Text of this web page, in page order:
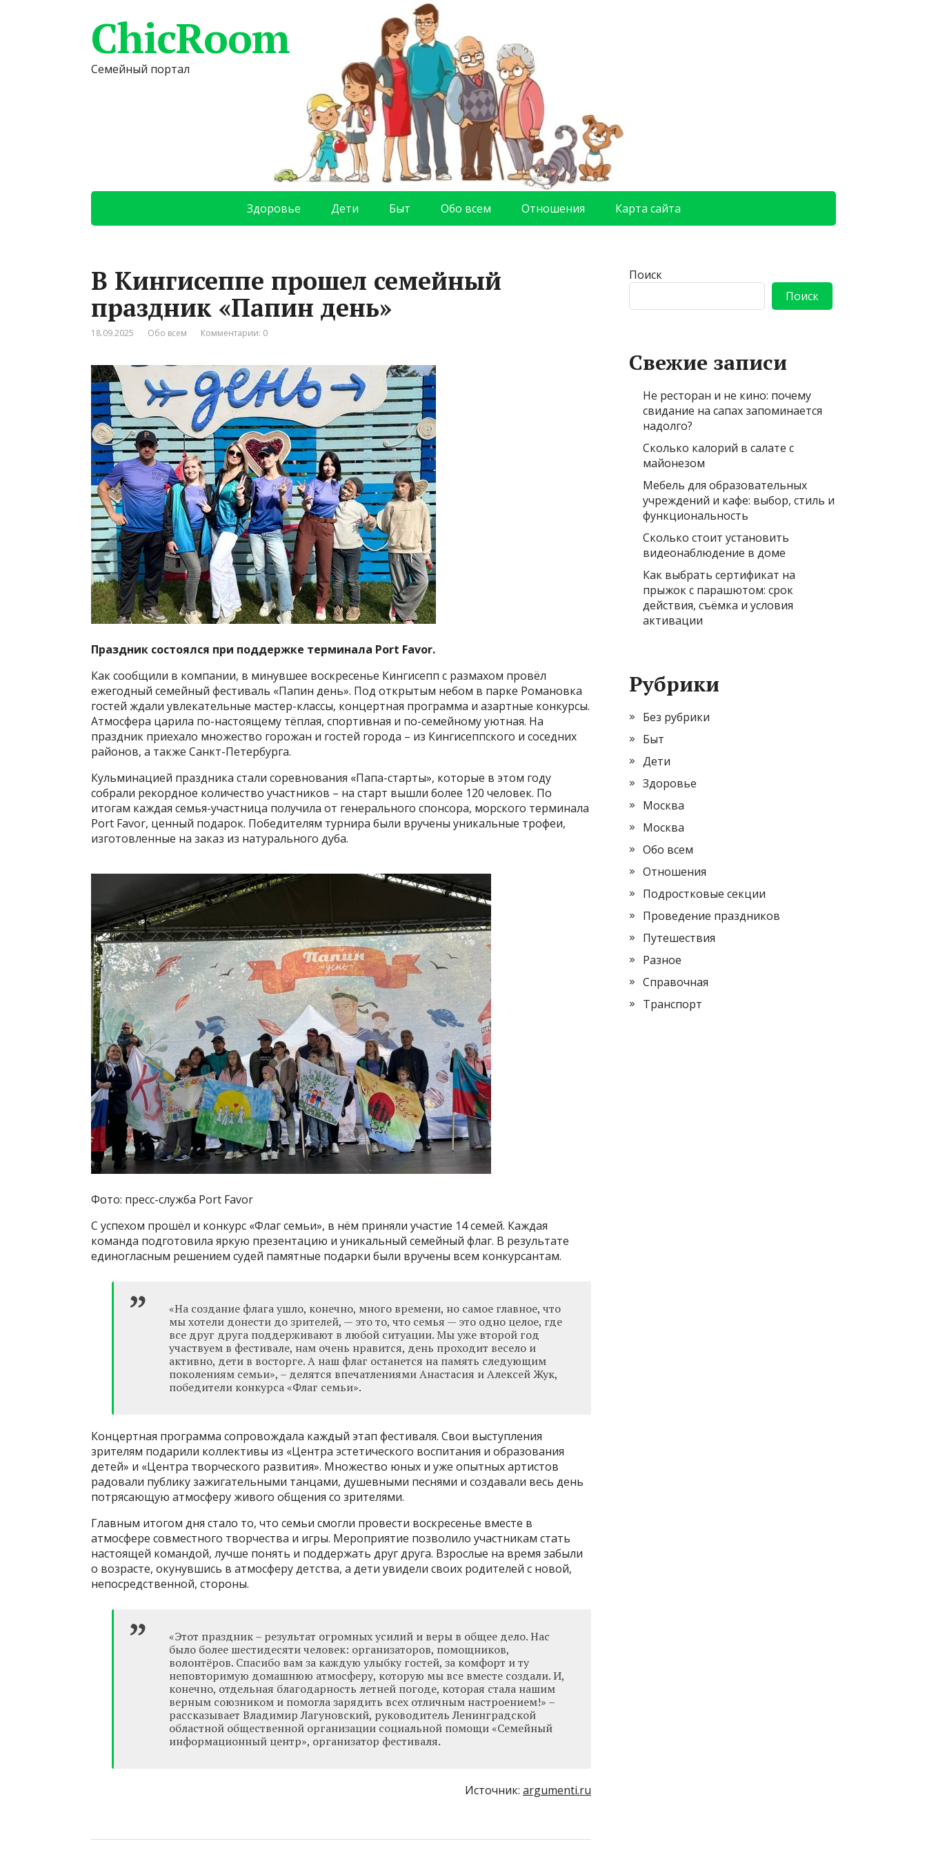
ChicRoom
Семейный портал
Здоровье Дети Быт Обо всем Отношения Карта сайта
В Кингисеппе прошел семейный
праздник «Папин день»
18.09.2025 Обо всем Комментарии: 0
Праздник состоялся при поддержке терминала Port Favor.
Как сообщили в компании, в минувшее воскресенье Кингисепп с размахом провёл
ежегодный семейный фестиваль «Папин день». Под открытым небом в парке Романовка
гостей ждали увлекательные мастер-классы, концертная программа и азартные конкурсы.
Атмосфера царила по-настоящему тёплая, спортивная и по-семейному уютная. На
праздник приехало множество горожан и гостей города – из Кингисеппского и соседних
районов, а также Санкт-Петербурга.
Кульминацией праздника стали соревнования «Папа-старты», которые в этом году
собрали рекордное количество участников – на старт вышли более 120 человек. По
итогам каждая семья-участница получила от генерального спонсора, морского терминала
Port Favor, ценный подарок. Победителям турнира были вручены уникальные трофеи,
изготовленные на заказ из натурального дуба.
Фото: пресс-служба Port Favor
С успехом прошёл и конкурс «Флаг семьи», в нём приняли участие 14 семей. Каждая
команда подготовила яркую презентацию и уникальный семейный флаг. В результате
единогласным решением судей памятные подарки были вручены всем конкурсантам.
«На создание флага ушло, конечно, много времени, но самое главное, что
мы хотели донести до зрителей, — это то, что семья — это одно целое, где
все друг друга поддерживают в любой ситуации. Мы уже второй год
участвуем в фестивале, нам очень нравится, день проходит весело и
активно, дети в восторге. А наш флаг останется на память следующим
поколениям семьи», – делятся впечатлениями Анастасия и Алексей Жук,
победители конкурса «Флаг семьи».
Концертная программа сопровождала каждый этап фестиваля. Свои выступления
зрителям подарили коллективы из «Центра эстетического воспитания и образования
детей» и «Центра творческого развития». Множество юных и уже опытных артистов
радовали публику зажигательными танцами, душевными песнями и создавали весь день
потрясающую атмосферу живого общения со зрителями.
Главным итогом дня стало то, что семьи смогли провести воскресенье вместе в
атмосфере совместного творчества и игры. Мероприятие позволило участникам стать
настоящей командой, лучше понять и поддержать друг друга. Взрослые на время забыли
о возрасте, окунувшись в атмосферу детства, а дети увидели своих родителей с новой,
непосредственной, стороны.
«Этот праздник – результат огромных усилий и веры в общее дело. Нас
было более шестидесяти человек: организаторов, помощников,
волонтёров. Спасибо вам за каждую улыбку гостей, за комфорт и ту
неповторимую домашнюю атмосферу, которую мы все вместе создали. И,
конечно, отдельная благодарность летней погоде, которая стала нашим
верным союзником и помогла зарядить всех отличным настроением!» –
рассказывает Владимир Лагуновский, руководитель Ленинградской
областной общественной организации социальной помощи «Семейный
информационный центр», организатор фестиваля.
Источник: argumenti.ru
Поиск
Поиск
Свежие записи
Не ресторан и не кино: почему
свидание на сапах запоминается
надолго?
Сколько калорий в салате с
майонезом
Мебель для образовательных
учреждений и кафе: выбор, стиль и
функциональность
Сколько стоит установить
видеонаблюдение в доме
Как выбрать сертификат на
прыжок с парашютом: срок
действия, съёмка и условия
активации
Рубрики
Без рубрики
Быт
Дети
Здоровье
Москва
Москва
Обо всем
Отношения
Подростковые секции
Проведение праздников
Путешествия
Разное
Справочная
Транспорт